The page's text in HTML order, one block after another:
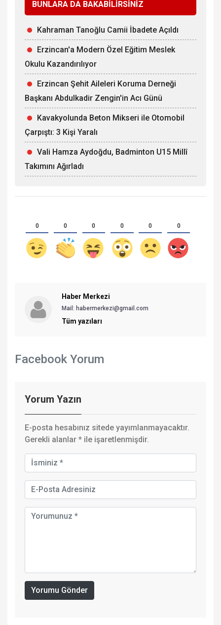
BUNLARA DA BAKABİLİRSİNİZ
Kahraman Tanoğlu Camii İbadete Açıldı
Erzincan'a Modern Özel Eğitim Meslek
Okulu Kazandırılıyor
Erzincan Şehit Aileleri Koruma Derneği
Başkanı Abdulkadir Zengin'in Acı Günü
Kavakyolunda Beton Mikseri ile Otomobil
Çarpıştı: 3 Kişi Yaralı
Vali Hamza Aydoğdu, Badminton U15 Millî
Takımını Ağırladı
0 0 0 0 0 0
Haber Merkezi
Mail: habermerkezi@gmail.com
Tüm yazıları
Facebook Yorum
Yorum Yazın
E-posta hesabınız sitede yayımlanmayacaktır.
Gerekli alanlar * ile işaretlenmişdir.
Yorumu Gönder